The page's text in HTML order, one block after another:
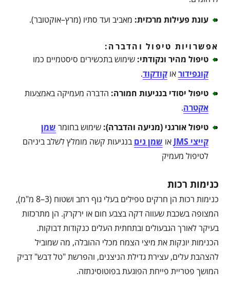
עונת פעילות מרכזית: מאביב ועד סתיו (מרץ–אוקטובר).
אפשרויות טיפול והדברה:
טיפול מהיר ונקודתי: שימוש בתכשירים סיסטמיים כמו
קונפידוראוקודקוד.
טיפול יסודי בנגיעות חמורה: הדברה מעמיקה באמצעות
אקטרה.
טיפול אורגני (מניעה והדברה): שימוש בחומר שמן
קייצי JMS
או שמן נים בנגיעות קשה מומלץ לשלב ביניהם
לטיפול מעמיק
כנימות רכות
כנימות רכות הן חרקים טפילים בעלי גוף רחב ושטוח (3–8 מ"מ),
המצופה בשכבת שעווה דקה בצבע חום או ירקרק. הן מתרכזות
בעיקר לאורך הגבעולים ובתחתית העלים כנקודות דבוקות.
הכנימות יונקות את מיצי הצמח מכלי ההובלה, מה שמוביל
להצהבת עלים, עצירת גדילת הניצנים, והפרשת "טל דבש" דביק
המושך פטריית פייחת הפוגעת בפוטוסינתזה.